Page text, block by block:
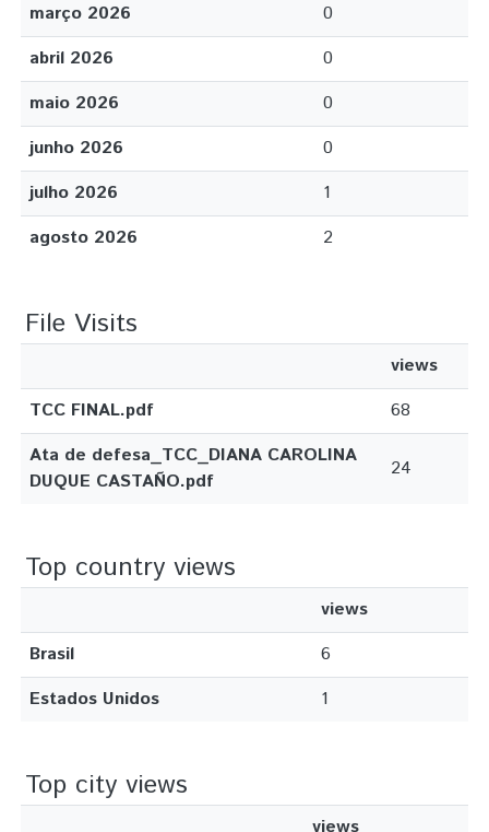
março 2026
0
abril 2026
0
maio 2026
0
junho 2026
0
julho 2026
1
agosto 2026
2
File Visits
views
TCC FINAL.pdf
68
Ata de defesa_TCC_DIANA CAROLINA
DUQUE CASTAÑO.pdf
24
Top country views
views
Brasil
6
Estados Unidos
1
Top city views